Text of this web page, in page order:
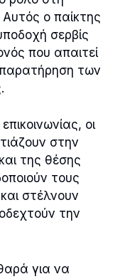
ο παίκτης
σερβίς
που απαιτεί
παρατήρηση των
οι
στην
της θέσης
τους
στέλνουν
την
για να